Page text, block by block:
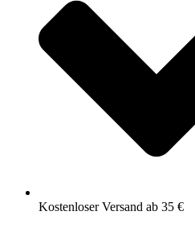
Kostenloser Versand ab 35 €